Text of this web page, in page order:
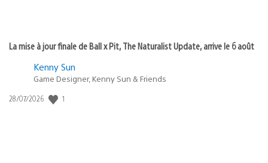
La mise à jour finale de Ball x Pit, The Naturalist Update, arrive le 6 août
Kenny Sun
Game Designer, Kenny Sun & Friends
Date
28/07/2026 1